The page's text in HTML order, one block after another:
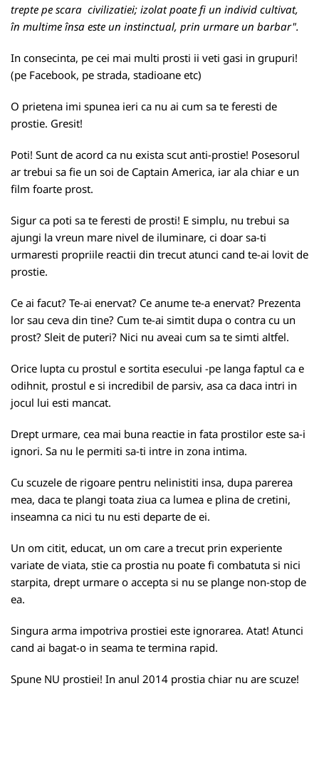
trepte pe scara civilizatiei; izolat poate fi un individ cultivat,
în multime însa este un instinctual, prin urmare un barbar".
In consecinta, pe cei mai multi prosti ii veti gasi in grupuri!
(pe Facebook, pe strada, stadioane etc)
O prietena imi spunea ieri ca nu ai cum sa te feresti de
prostie. Gresit!
Poti! Sunt de acord ca nu exista scut anti-prostie! Posesorul
ar trebui sa fie un soi de Captain America, iar ala chiar e un
film foarte prost.
Sigur ca poti sa te feresti de prosti! E simplu, nu trebui sa
ajungi la vreun mare nivel de iluminare, ci doar sa-ti
urmaresti propriile reactii din trecut atunci cand te-ai lovit de
prostie.
Ce ai facut? Te-ai enervat? Ce anume te-a enervat? Prezenta
lor sau ceva din tine? Cum te-ai simtit dupa o contra cu un
prost? Sleit de puteri? Nici nu aveai cum sa te simti altfel.
Orice lupta cu prostul e sortita esecului -pe langa faptul ca e
odihnit, prostul e si incredibil de parsiv, asa ca daca intri in
jocul lui esti mancat.
Drept urmare, cea mai buna reactie in fata prostilor este sa-i
ignori. Sa nu le permiti sa-ti intre in zona intima.
Cu scuzele de rigoare pentru nelinistiti insa, dupa parerea
mea, daca te plangi toata ziua ca lumea e plina de cretini,
inseamna ca nici tu nu esti departe de ei.
Un om citit, educat, un om care a trecut prin experiente
variate de viata, stie ca prostia nu poate fi combatuta si nici
starpita, drept urmare o accepta si nu se plange non-stop de
ea.
Singura arma impotriva prostiei este ignorarea. Atat! Atunci
cand ai bagat-o in seama te termina rapid.
Spune NU prostiei! In anul 2014 prostia chiar nu are scuze!